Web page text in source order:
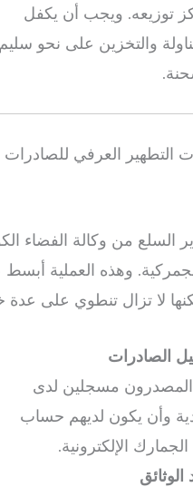
توزيعه. ويجب أن يكفل
والتخزين على نحو سليم
التطهير العرفي للصادرات
السلع من وكالة الفضاء
الجمركية. وهذه العملية
لا تزال تنطوي على
مسجلين لدى
وأن يكون لديهم حساب
الإلكترونية.